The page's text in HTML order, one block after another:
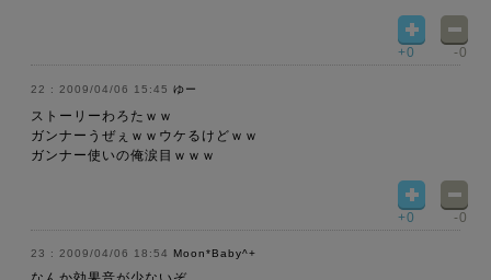
+0 -0
2009/04/06 15:45 ゆー
ストーリーわろたｗｗ
ガンナーうぜぇｗｗウケるけどｗｗ
ガンナー使いの俺涙目ｗｗｗ
+0 -0
2009/04/06 18:54 Moon*Baby^+